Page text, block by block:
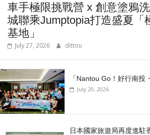
車手極限挑戰營 x 創意塗鴉
城聯乘Jumptopia打造盛夏「
基地」
July 27, 2026 dittou
「Nantou Go！好行南投
July 20, 2026
日本國家旅遊局再度進駐